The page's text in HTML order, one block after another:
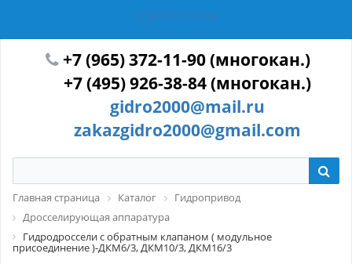
ГИДРОТЕХМАШ
+7 (965) 372-11-90 (многокан.)
+7 (495) 926-38-84 (многокан.)
gidro2000@mail.ru
zakazgidro2000@gmail.com
Главная страница Каталог
Гидропривод
Дросселирующая аппаратура
Гидродроссели с обратным клапаном ( модульное
присоединение )-ДКМ6/3, ДКМ10/3, ДКМ16/3